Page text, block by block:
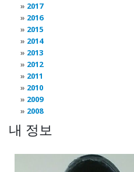
2017
2016
2015
2014
2013
2012
2011
2010
2009
2008
내 정보